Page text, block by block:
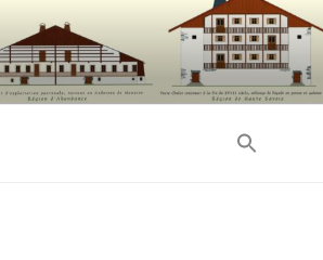
au
contenu
principal